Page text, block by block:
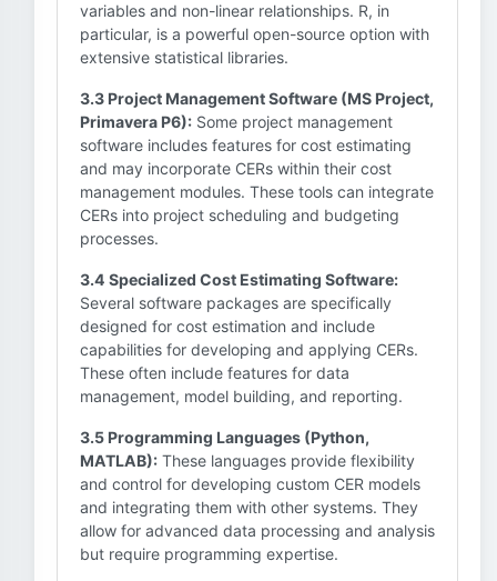
variables and non-linear relationships. R, in
particular, is a powerful open-source option with
extensive statistical libraries.
3.3 Project Management Software (MS Project,
Primavera P6): Some project management
software includes features for cost estimating
and may incorporate CERs within their cost
management modules. These tools can integrate
CERs into project scheduling and budgeting
processes.
3.4 Specialized Cost Estimating Software:
Several software packages are specifically
designed for cost estimation and include
capabilities for developing and applying CERs.
These often include features for data
management, model building, and reporting.
3.5 Programming Languages (Python,
MATLAB): These languages provide flexibility
and control for developing custom CER models
and integrating them with other systems. They
allow for advanced data processing and analysis
but require programming expertise.